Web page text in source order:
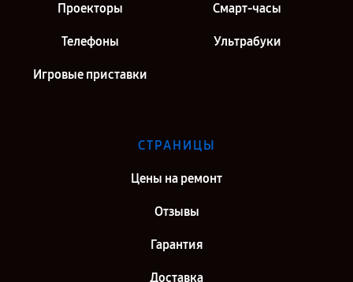
Проекторы Смарт-часы
Телефоны Ультрабуки
Игровые приставки
СТРАНИЦЫ
Цены на ремонт
Отзывы
Гарантия
Доставка